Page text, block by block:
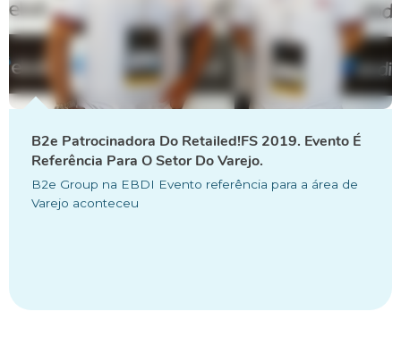
B2e Patrocinadora Do Retailed!FS 2019. Evento É
Referência Para O Setor Do Varejo.
B2e Group na EBDI Evento referência para a área de
Varejo aconteceu